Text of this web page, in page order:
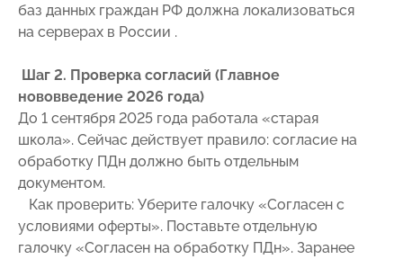
баз данных граждан РФ должна локализоваться
на серверах в России .
Шаг 2. Проверка согласий (Главное
нововведение 2026 года)
До 1 сентября 2025 года работала «старая
школа». Сейчас действует правило: согласие на
обработку ПДн должно быть отдельным
документом.
Как проверить: Уберите галочку «Согласен с
условиями оферты». Поставьте отдельную
галочку «Согласен на обработку ПДн». Заранее